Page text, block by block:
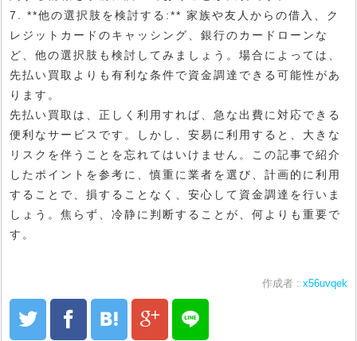
7. **他の選択肢を検討する:** 家族や友人からの借入、ク
レジットカードのキャッシング、銀行のカードローンな
ど、他の選択肢も検討してみましょう。場合によっては、
先払い買取よりも有利な条件で資金調達できる可能性があ
ります。
先払い買取は、正しく利用すれば、急な出費に対応できる
便利なサービスです。しかし、安易に利用すると、大きな
リスクを伴うことを忘れてはいけません。この記事で紹介
したポイントを参考に、慎重に業者を選び、計画的に利用
することで、損することなく、安心して資金調達を行いま
しょう。焦らず、冷静に判断することが、何よりも重要で
す。
作成者 : x56uvqek